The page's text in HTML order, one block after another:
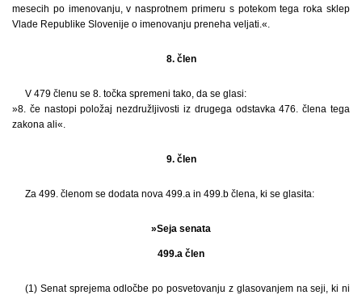
mesecih po imenovanju, v nasprotnem primeru s potekom tega roka sklep
Vlade Republike Slovenije o imenovanju preneha veljati.«.
8. člen
V 479 členu se 8. točka spremeni tako, da se glasi:
»8. če nastopi položaj nezdružljivosti iz drugega odstavka 476. člena tega
zakona ali«.
9. člen
Za 499. členom se dodata nova 499.a in 499.b člena, ki se glasita:
»Seja senata
499.a člen
(1) Senat sprejema odločbe po posvetovanju z glasovanjem na seji, ki ni